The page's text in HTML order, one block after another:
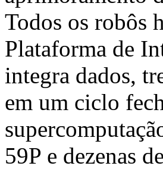
Todos os robôs
Plataforma de
integra dados,
em um ciclo
59P e dezenas